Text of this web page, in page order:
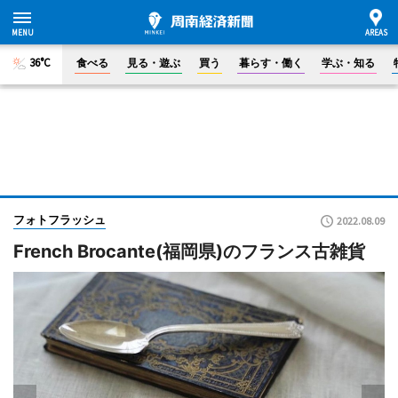
36°C 食べる 見る・遊ぶ 買う 暮らす・働く 学ぶ・知る
フォトフラッシュ 2022.08.09
French Brocante(福岡県)のフランス古雑貨